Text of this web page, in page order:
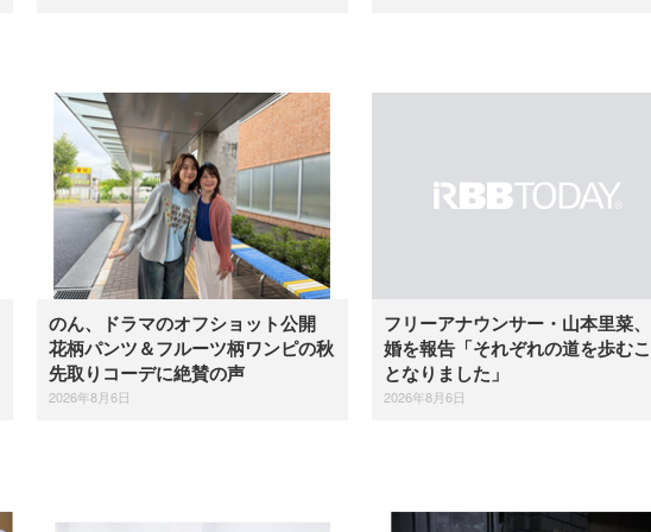
のん、ドラマのオフショット公開
花柄パンツ＆フルーツ柄ワンピの秋
先取りコーデに絶賛の声
2026年8月6日
フリーアナウンサー・山本里菜
婚を報告「それぞれの道を歩む
となりました」
2026年8月6日